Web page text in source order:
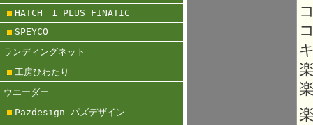
HATCH 1 PLUS FINATIC
SPEYCO
ランディングネット
工房ひわたり
ウエーダー
Pazdesign パズデザイン